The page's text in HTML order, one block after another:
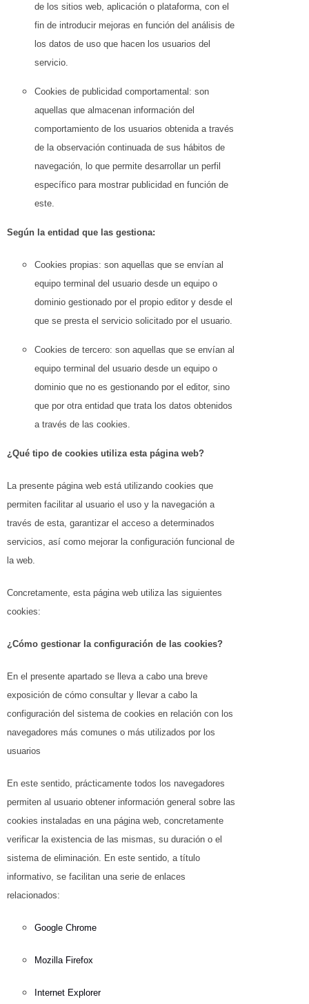
de los sitios web, aplicación o plataforma, con el
fin de introducir mejoras en función del análisis de
los datos de uso que hacen los usuarios del
servicio.
Cookies de publicidad comportamental: son
aquellas que almacenan información del
comportamiento de los usuarios obtenida a través
de la observación continuada de sus hábitos de
navegación, lo que permite desarrollar un perfil
específico para mostrar publicidad en función de
este.
Según la entidad que las gestiona:
Cookies propias: son aquellas que se envían al
equipo terminal del usuario desde un equipo o
dominio gestionado por el propio editor y desde el
que se presta el servicio solicitado por el usuario.
Cookies de tercero: son aquellas que se envían al
equipo terminal del usuario desde un equipo o
dominio que no es gestionando por el editor, sino
que por otra entidad que trata los datos obtenidos
a través de las cookies.
¿Qué tipo de cookies utiliza esta página web?
La presente página web está utilizando cookies que
permiten facilitar al usuario el uso y la navegación a
través de esta, garantizar el acceso a determinados
servicios, así como mejorar la configuración funcional de
la web.
Concretamente, esta página web utiliza las siguientes
cookies:
¿Cómo gestionar la configuración de las cookies?
En el presente apartado se lleva a cabo una breve
exposición de cómo consultar y llevar a cabo la
configuración del sistema de cookies en relación con los
navegadores más comunes o más utilizados por los
usuarios
En este sentido, prácticamente todos los navegadores
permiten al usuario obtener información general sobre las
cookies instaladas en una página web, concretamente
verificar la existencia de las mismas, su duración o el
sistema de eliminación. En este sentido, a título
informativo, se facilitan una serie de enlaces
relacionados:
Google Chrome
Mozilla Firefox
Internet Explorer